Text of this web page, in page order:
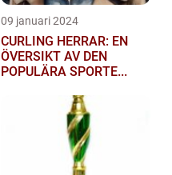
09 januari 2024
CURLING HERRAR: EN
ÖVERSIKT AV DEN
POPULÄRA SPORTE...